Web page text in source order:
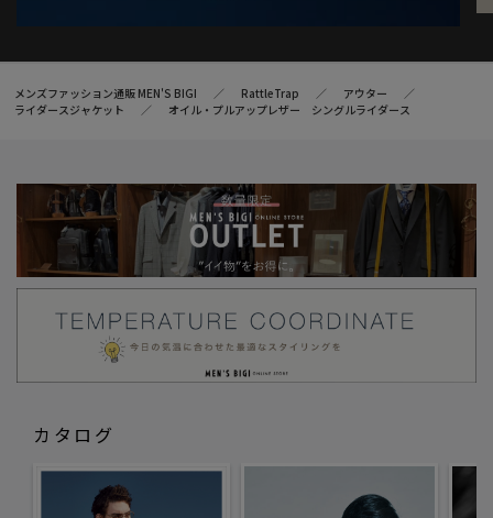
メンズファッション通販 MEN'S BIGI RattleTrap
アウター
ライダースジャケット
オイル・プルアップレザー シングルライダース
カタログ